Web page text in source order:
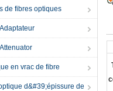
de fibres optiques
en vrac de fibre
d&#39;épissure de